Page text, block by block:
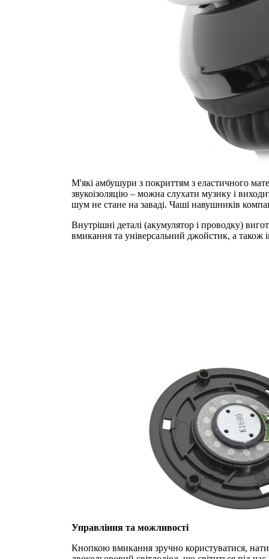
М'які амбушури з покриттям з еластичного
звукоізоляцію – можна слухати музику і
шум не стане на заваді. Чаші навушників
Внутрішні деталі (акумулятор і проводку)
вмикання та універсальний джойстик, а також
Управління та можливості
Кнопкою вмикання зручно користуватися,